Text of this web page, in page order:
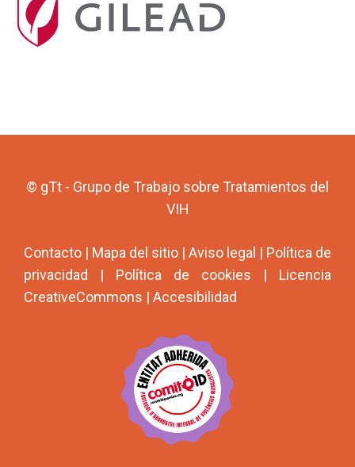
© gTt - Grupo de Trabajo sobre Tratamientos del
VIH
Contacto | Mapa del sitio | Aviso legal | Política de
privacidad | Política de cookies | Licencia
CreativeCommons | Accesibilidad